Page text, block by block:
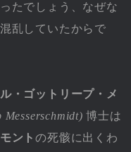
たでしょう、なぜな
乱していたからで
・ゴットリープ・メ
博士は
ントの死骸に出くわ